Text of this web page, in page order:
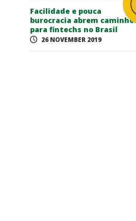
Facilidade e pouca
burocracia abrem caminhos
para fintechs no Brasil
26 NOVEMBER 2019